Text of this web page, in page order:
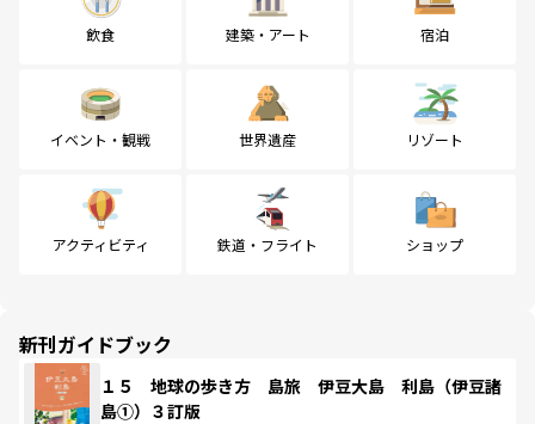
飲食 建築・アート 宿泊
イベント・観戦 世界遺産 リゾート
アクティビティ 鉄道・フライト ショップ
新刊ガイドブック
１５ 地球の歩き方 島旅 伊豆大島 利島（伊豆諸
島①）３訂版